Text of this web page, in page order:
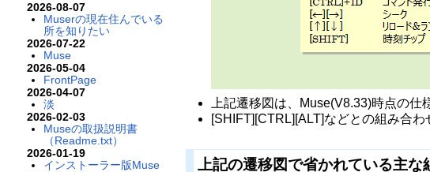
2026-08-07
Muserの現在住んでいる
所を知りたい
2026-07-22
Muse
2026-05-04
FrontPage
2026-04-07
淡
2026-02-03
Museの取扱説明書
（Readme.txt）
2026-01-19
インストーラー版Muse
上記遷移図は、Muse(V8.33)時点の仕
[SHIFT][CTRL][ALT]などとの組み合わ
上記の遷移図で省かれている主な